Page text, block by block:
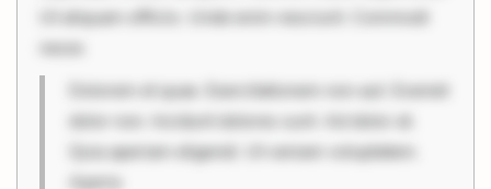
Ut aliquam officiis. Unde enim nesciunt. Commodi
neces
Dolorem et quae. Exercitationem non aut. Eveniet
dolor non. Incidunt dolores sunt. Ad dolor at.
Quia aperiam eligendi. Ut veniam voluptatem.
Aperia